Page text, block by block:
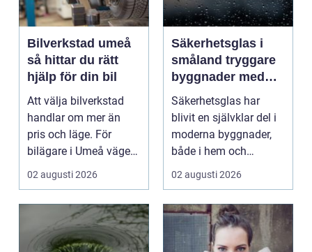
Bilverkstad umeå
så hittar du rätt
hjälp för din bil
Att välja bilverkstad
handlar om mer än
pris och läge. För
bilägare i Umeå väger
trygghet, tillgängl...
02 augusti 2026
Säkerhetsglas i
småland tryggare
byggnader med
smarta
glaslösningar
Säkerhetsglas har
blivit en självklar del i
moderna byggnader,
både i hem och
offentliga miljöer. I ...
02 augusti 2026